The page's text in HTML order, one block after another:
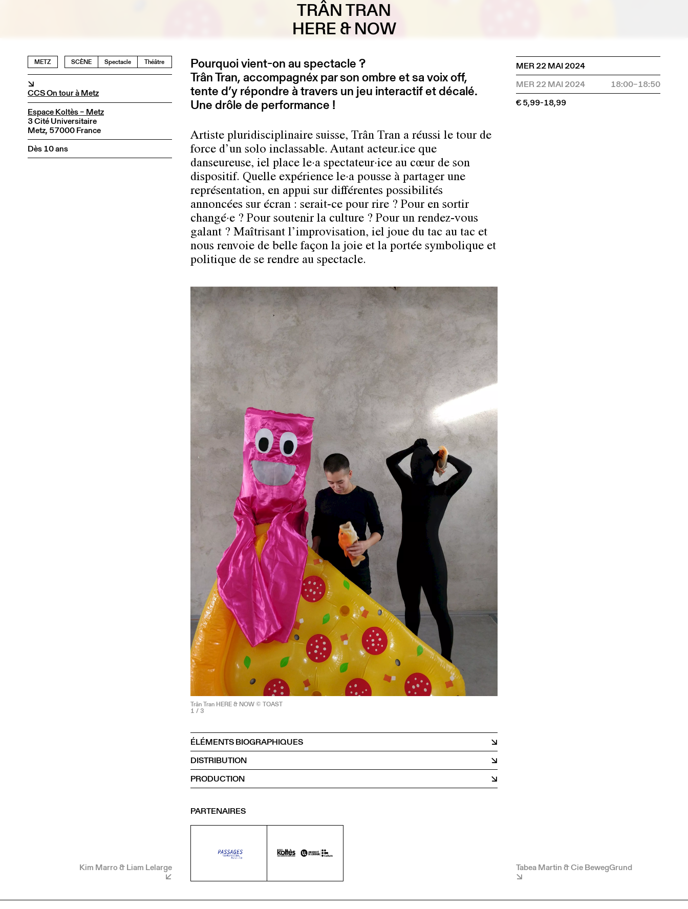
TRÂN TRAN
HERE & NOW
METZ SCÈNE Spectacle Théâtre
↘
CCS On tour à Metz
Espace Koltès – Metz
3 Cité Universitaire
Metz, 57000 France
Dès 10 ans
Kim Marro & Liam Lelarge
Pourquoi vient-on au spectacle ?
Trân Tran, accompagnéx par son ombre et sa voix off,
tente d’y répondre à travers un jeu interactif et décalé.
Une drôle de performance !
Artiste pluridisciplinaire suisse, Trân Tran a réussi le tour de
force d’un solo inclassable. Autant acteur.ice que
danseureuse, iel place le·a spectateur·ice au cœur de son
dispositif. Quelle expérience le·a pousse à partager une
représentation, en appui sur différentes possibilités
annoncées sur écran : serait-ce pour rire ? Pour en sortir
changé·e ? Pour soutenir la culture ? Pour un rendez-vous
galant ? Maîtrisant l’improvisation, iel joue du tac au tac et
nous renvoie de belle façon la joie et la portée symbolique et
politique de se rendre au spectacle.
Trân Tran HERE & NOW © TOAST
1 / 3
ÉLÉMENTS BIOGRAPHIQUES
DISTRIBUTION
PRODUCTION
PARTENAIRES
MER 22 MAI 2024
MER 22 MAI 2024
18:00–18:50
€ 5,99-18,99
Tabea Martin & Cie BewegGrund